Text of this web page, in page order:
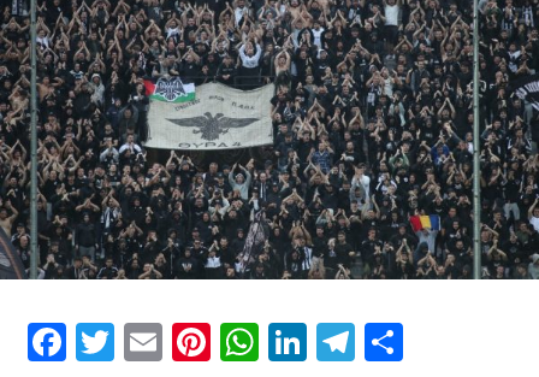
Facebook
Twitter
EmailPinterest
WhatsApp
LinkedIn
Telegram